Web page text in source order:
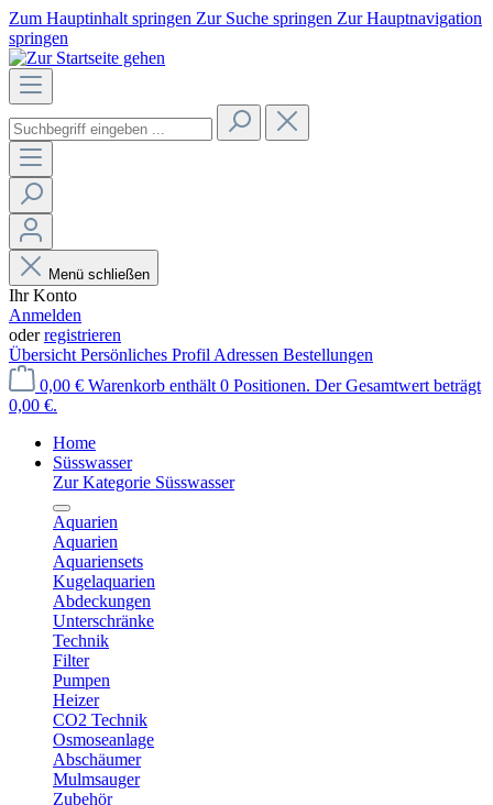
Zum Hauptinhalt springen Zur Suche springen Zur Hauptnavigation
springen
Menü schließen
Ihr Konto
Anmelden
oderregistrieren
Übersicht Persönliches Profil Adressen Bestellungen
0,00 € Warenkorb enthält 0 Positionen. Der Gesamtwert beträgt
0,00 €.
Home
Süsswasser
Zur Kategorie Süsswasser
Aquarien
Aquarien
Aquariensets
Kugelaquarien
Abdeckungen
Unterschränke
Technik
Filter
Pumpen
Heizer
CO2 Technik
Osmoseanlage
Abschäumer
Mulmsauger
Zubehör